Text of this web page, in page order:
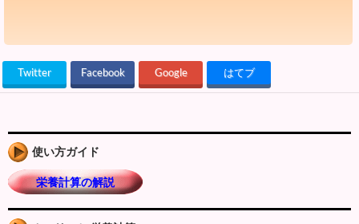
Twitter Facebook Google はてブ
使い方ガイド
栄養計算の解説